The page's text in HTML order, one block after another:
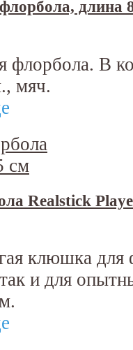
длина
В
мяч.
Realstick
клюшка для
и для